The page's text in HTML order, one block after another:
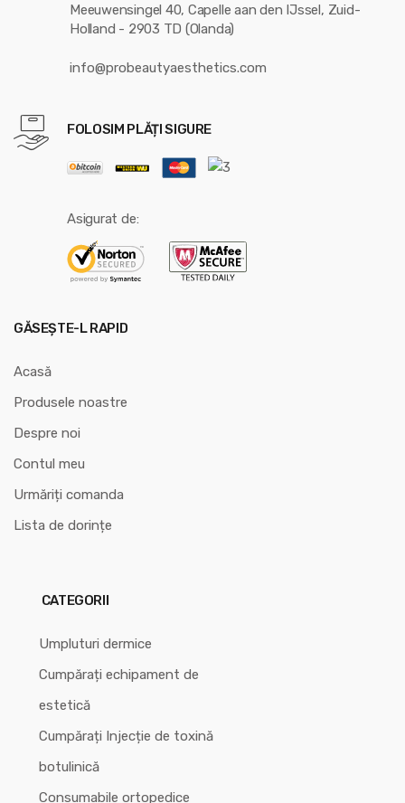
Meeuwensingel 40, Capelle aan den IJssel, Zuid-
Holland - 2903 TD (Olanda)
info@probeautyaesthetics.com
FOLOSIM PLĂȚI SIGURE
Asigurat de:
GĂSEȘTE-L RAPID
Acasă
Produsele noastre
Despre noi
Contul meu
Urmăriți comanda
Lista de dorințe
CATEGORII
Umpluturi dermice
Cumpărați echipament de
estetică
Cumpărați Injecție de toxină
botulinică
Consumabile ortopedice